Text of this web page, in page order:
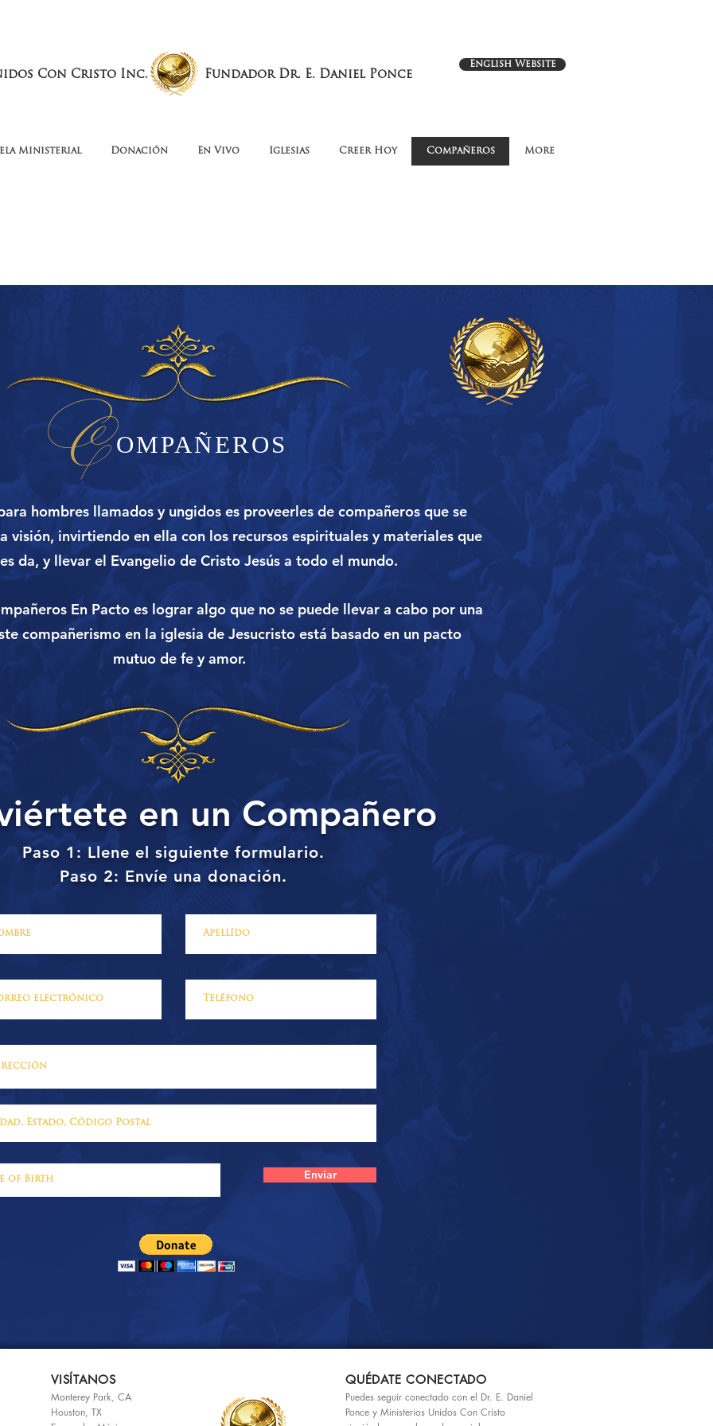
Con Cristo Inc. Fundador Dr. E. Daniel Ponce
English Website
Ministerial Donación En Vivo Iglesias Creer Hoy Compañeros More
COMPAÑEROS
hombres llamados y ungidos es proveerles de compañeros que se
visión, invirtiendo en ella con los recursos espirituales y materiales que
da, y llevar el Evangelio de Cristo Jesús a todo el mundo.
En Pacto es lograr algo que no se puede llevar a cabo por una
compañerismo en la iglesia de Jesucristo está basado en un pacto
mutuo de fe y amor.
en un Compañero
Paso 1: Llene el siguiente formulario.
Paso 2: Envíe una donación.
Enviar
VISÍTANOS
Monterey Park, CA
Houston, TX
QUÉDATE CONECTADO
Puedes seguir conectado con el Dr. E. Daniel
Ponce y Ministerios Unidos Con Cristo